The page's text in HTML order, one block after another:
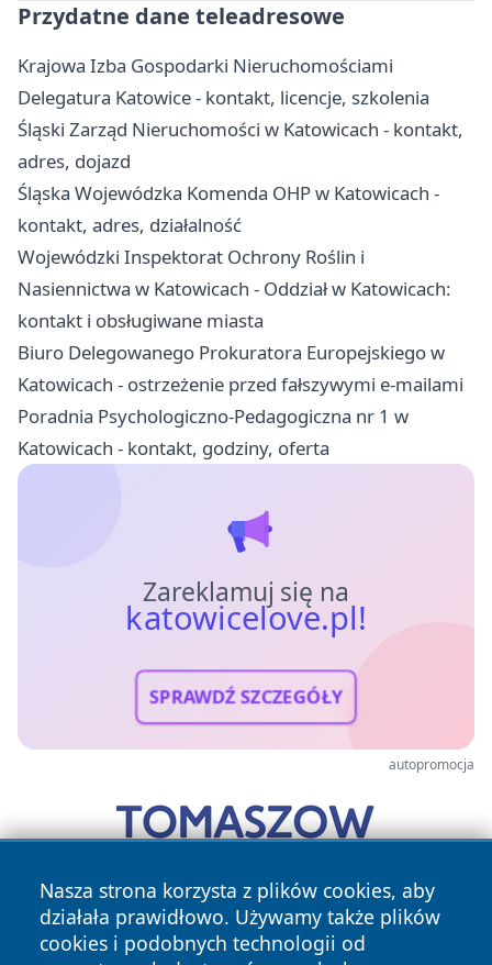
Przydatne dane teleadresowe
Krajowa Izba Gospodarki Nieruchomościami
Delegatura Katowice - kontakt, licencje, szkolenia
Śląski Zarząd Nieruchomości w Katowicach - kontakt,
adres, dojazd
Śląska Wojewódzka Komenda OHP w Katowicach -
kontakt, adres, działalność
Wojewódzki Inspektorat Ochrony Roślin i
Nasiennictwa w Katowicach - Oddział w Katowicach:
kontakt i obsługiwane miasta
Biuro Delegowanego Prokuratora Europejskiego w
Katowicach - ostrzeżenie przed fałszywymi e-mailami
Poradnia Psychologiczno-Pedagogiczna nr 1 w
Katowicach - kontakt, godziny, oferta
Zareklamuj się na
katowicelove.pl!
SPRAWDŹ SZCZEGÓŁY
autopromocja
Nasza strona korzysta z plików cookies, aby
działała prawidłowo. Używamy także plików
cookies i podobnych technologii od